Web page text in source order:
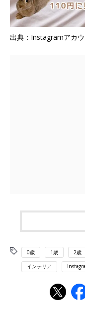
出典：Instagramアカ
0歳 1歳 2歳
インテリア